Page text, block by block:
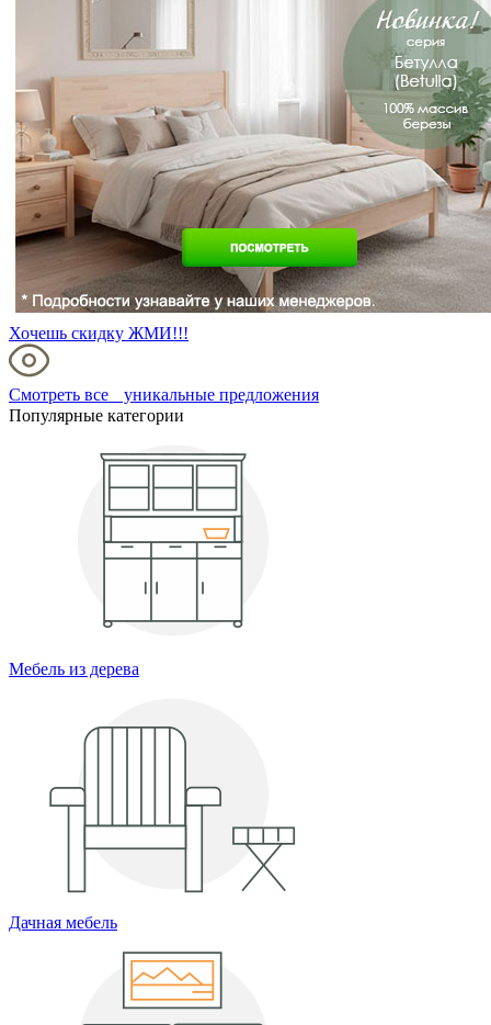
Хочешь скидку ЖМИ!!!
Смотреть все уникальные предложения
Популярные категории
Мебель из дерева
Дачная мебель